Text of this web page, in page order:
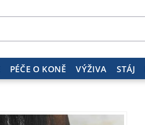
PÉČE O KONĚ VÝŽIVA STÁJ